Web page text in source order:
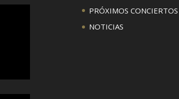
PRÓXIMOS CONCIERTOS
NOTICIAS